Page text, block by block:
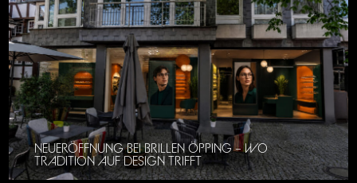
NEUERÖFFNUNG BEI BRILLEN ÖPPING – WO
TRADITION AUF DESIGN TRIFFT